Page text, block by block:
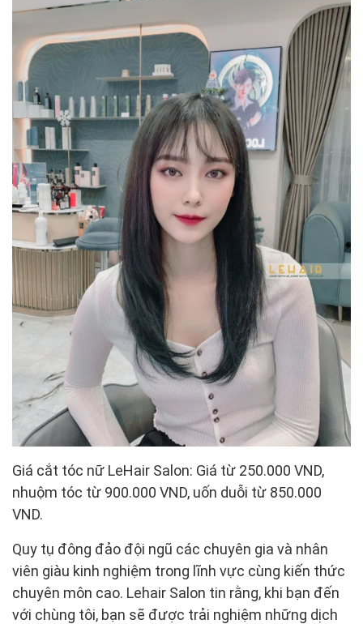
Giá cắt tóc nữ LeHair Salon: Giá từ 250.000 VND,
nhuộm tóc từ 900.000 VND, uốn duỗi từ 850.000
VND.
Quy tụ đông đảo đội ngũ các chuyên gia và nhân
viên giàu kinh nghiệm trong lĩnh vực cùng kiến thức
chuyên môn cao. Lehair Salon tin rằng, khi bạn đến
với chùng tôi, bạn sẽ được trải nghiệm những dịch